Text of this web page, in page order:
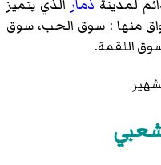
لمدينة ذمار الذي يتميز
منها : سوق الحب، سوق
اللقمة.